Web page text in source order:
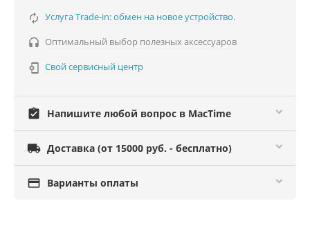
 Услуга Trade-in: обмен на новое устройство.
 Оптимальный выбор полезных аксессуаров
 Свой сервисный центр
assignment_turned_in Напишите любой вопрос в MacTime
 Доставка (от 15000 руб. - бесплатно)
 Варианты оплаты